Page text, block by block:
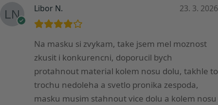
Libor N. 23. 3. 2026
Na masku si zvykam, take jsem mel moznost
zkusit i konkurencni, doporucil bych
protahnout material kolem nosu dolu, takhle to
trochu nedoleha a svetlo pronika zespoda,
masku musim stahnout vice dolu a kolem nosu